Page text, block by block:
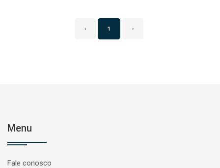
‹ 1 ›
Menu
Fale conosco